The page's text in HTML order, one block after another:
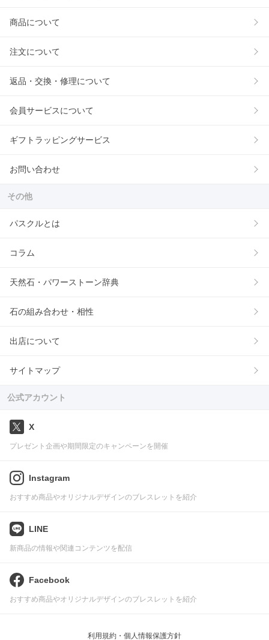
商品について
注文について
返品・交換・修理について
会員サービスについて
ギフトラッピングサービス
お問い合わせ
その他
パスクルとは
コラム
天然石・パワーストーン辞典
石の組み合わせ・相性
出店について
サイトマップ
公式アカウント
X
プレゼント企画や期間限定のキャンペーンを開催
Instagram
おすすめ商品やオリジナルデザインのブレスレットを紹介
LINE
新商品の情報や関連コンテンツを配信
Facebook
おすすめ商品やオリジナルデザインのブレスレットを紹介
利用規約・個人情報保護方針